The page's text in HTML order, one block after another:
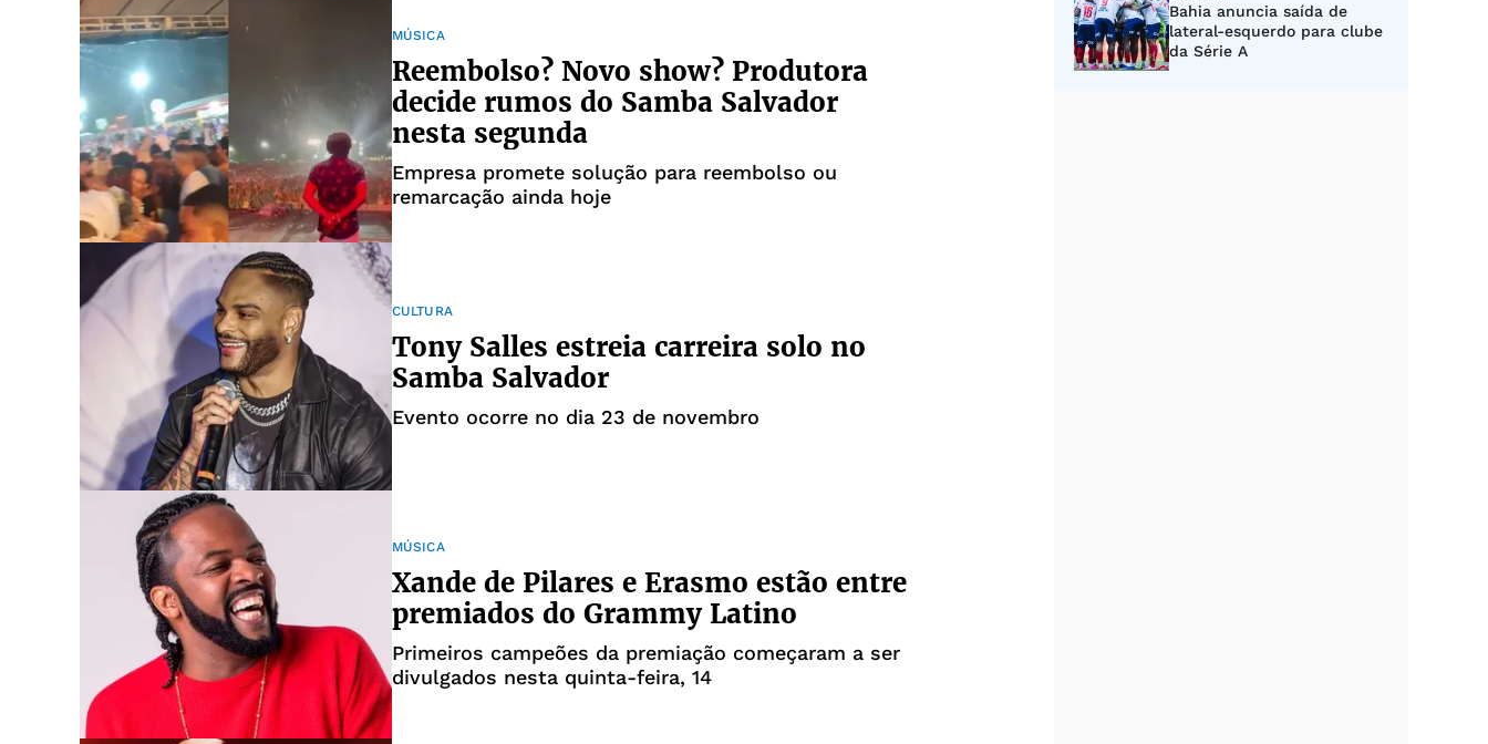
MÚSICA
Reembolso? Novo show? Produtora
decide rumos do Samba Salvador
nesta segunda
Empresa promete solução para reembolso ou
remarcação ainda hoje
CULTURA
Tony Salles estreia carreira solo no
Samba Salvador
Evento ocorre no dia 23 de novembro
MÚSICA
Xande de Pilares e Erasmo estão entre
premiados do Grammy Latino
Primeiros campeões da premiação começaram a ser
divulgados nesta quinta-feira, 14
Bahia anuncia saída de
lateral-esquerdo para clube
da Série A